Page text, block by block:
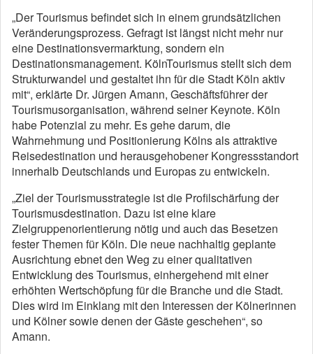
„Der Tourismus befindet sich in einem grundsätzlichen
Veränderungsprozess. Gefragt ist längst nicht mehr nur
eine Destinationsvermarktung, sondern ein
Destinationsmanagement. KölnTourismus stellt sich dem
Strukturwandel und gestaltet ihn für die Stadt Köln aktiv
mit“, erklärte Dr. Jürgen Amann, Geschäftsführer der
Tourismusorganisation, während seiner Keynote. Köln
habe Potenzial zu mehr. Es gehe darum, die
Wahrnehmung und Positionierung Kölns als attraktive
Reisedestination und herausgehobener Kongressstandort
innerhalb Deutschlands und Europas zu entwickeln.
„Ziel der Tourismusstrategie ist die Profilschärfung der
Tourismusdestination. Dazu ist eine klare
Zielgruppenorientierung nötig und auch das Besetzen
fester Themen für Köln. Die neue nachhaltig geplante
Ausrichtung ebnet den Weg zu einer qualitativen
Entwicklung des Tourismus, einhergehend mit einer
erhöhten Wertschöpfung für die Branche und die Stadt.
Dies wird im Einklang mit den Interessen der Kölnerinnen
und Kölner sowie denen der Gäste geschehen“, so
Amann.